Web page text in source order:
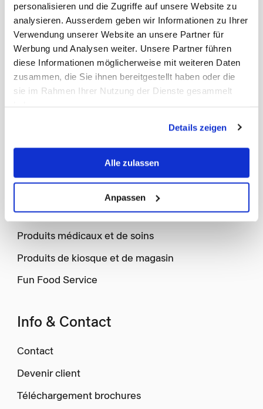
personalisieren und die Zugriffe auf unsere Website zu
analysieren. Ausserdem geben wir Informationen zu Ihrer
Verwendung unserer Website an unsere Partner für
Werbung und Analysen weiter. Unsere Partner führen
diese Informationen möglicherweise mit weiteren Daten
zusammen, die Sie ihnen bereitgestellt haben oder die
sie im Rahmen Ihrer Nutzung der Dienste gesammelt
Details zeigen
Alle zulassen
Anpassen
Articles d’hygiène et consommables
Articles publicitaires personnalisés
Produits médicaux et de soins
Produits de kiosque et de magasin
Fun Food Service
Info & Contact
Contact
Devenir client
Téléchargement brochures